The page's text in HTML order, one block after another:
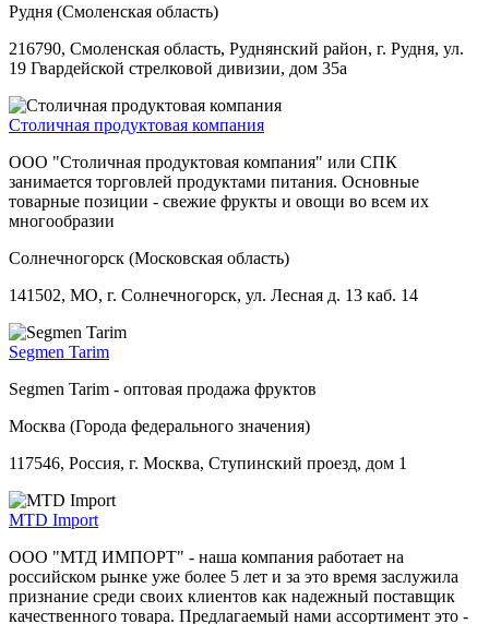
Рудня (Смоленская область)
216790, Смоленская область, Руднянский район, г. Рудня, ул.
19 Гвардейской стрелковой дивизии, дом 35а
Столичная продуктовая компания
ООО "Столичная продуктовая компания" или СПК
занимается торговлей продуктами питания. Основные
товарные позиции - свежие фрукты и овощи во всем их
многообразии
Солнечногорск (Московская область)
141502, МО, г. Солнечногорск, ул. Лесная д. 13 каб. 14
Segmen Tarim
Segmen Tarim - оптовая продажа фруктов
Москва (Города федерального значения)
117546, Россия, г. Москва, Ступинский проезд, дом 1
MTD Import
ООО "МТД ИМПОРТ" - наша компания работает на
российском рынке уже более 5 лет и за это время заслужила
признание среди своих клиентов как надежный поставщик
качественного товара. Предлагаемый нами ассортимент это -